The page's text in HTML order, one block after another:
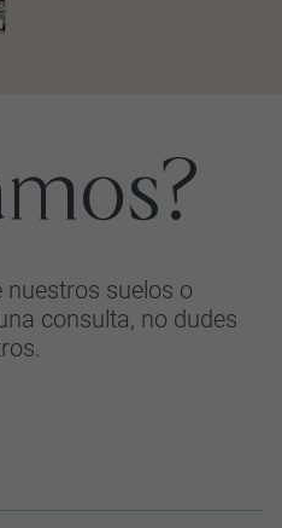
nuestros suelos o
consulta, no dudes